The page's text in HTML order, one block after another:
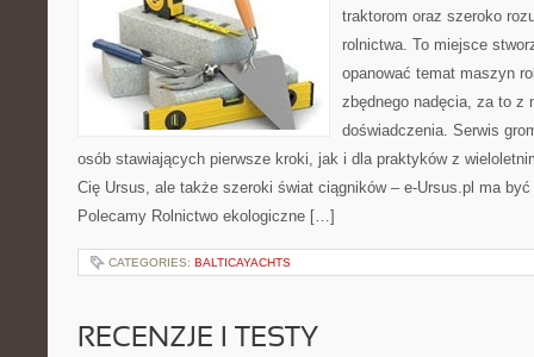
traktorom oraz szeroko
rolnictwa. To miejsce
opanować temat maszyn
zbędnego nadęcia, za to z
doświadczenia. Serwis
osób stawiających pierwsze kroki, jak i dla praktyków z
Cię Ursus, ale także szeroki świat ciągników – e-Ursus.pl ma
Polecamy Rolnictwo ekologiczne […]
CATEGORIES: BALTICAYACHTS
RECENZJE I TESTY